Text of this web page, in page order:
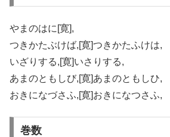
やまのはに[寛],
つきかたぶけば,[寛]つきかたふけは,
いざりする,[寛]いさりする,
あまのともしび,[寛]あまのともしひ,
おきになづさふ,[寛]おきになつさふ,
巻数